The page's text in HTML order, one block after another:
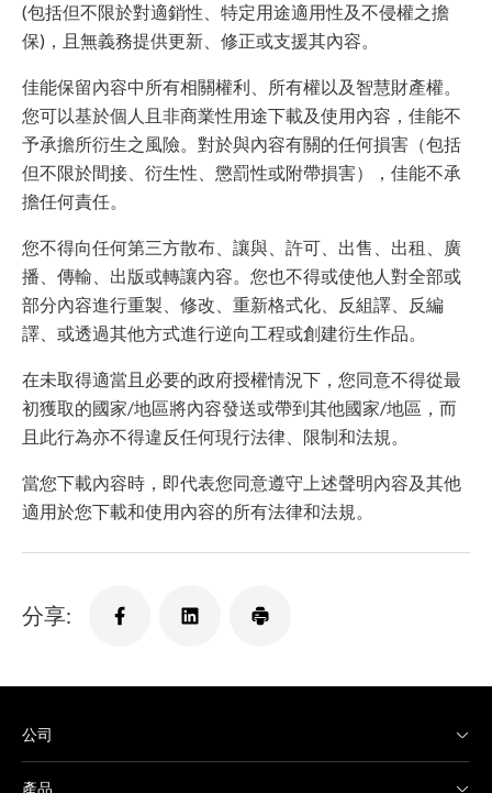
(包括但不限於對適銷性、特定用途適用性及不侵權之擔
保)，且無義務提供更新、修正或支援其內容。
佳能保留內容中所有相關權利、所有權以及智慧財產權。
您可以基於個人且非商業性用途下載及使用內容，佳能不
予承擔所衍生之風險。對於與內容有關的任何損害（包括
但不限於間接、衍生性、懲罰性或附帶損害），佳能不承
擔任何責任。
您不得向任何第三方散布、讓與、許可、出售、出租、廣
播、傳輸、出版或轉讓內容。您也不得或使他人對全部或
部分內容進行重製、修改、重新格式化、反組譯、反編
譯、或透過其他方式進行逆向工程或創建衍生作品。
在未取得適當且必要的政府授權情況下，您同意不得從最
初獲取的國家/地區將內容發送或帶到其他國家/地區，而
且此行為亦不得違反任何現行法律、限制和法規。
當您下載內容時，即代表您同意遵守上述聲明內容及其他
適用於您下載和使用內容的所有法律和法規。
分享:
公司
產品